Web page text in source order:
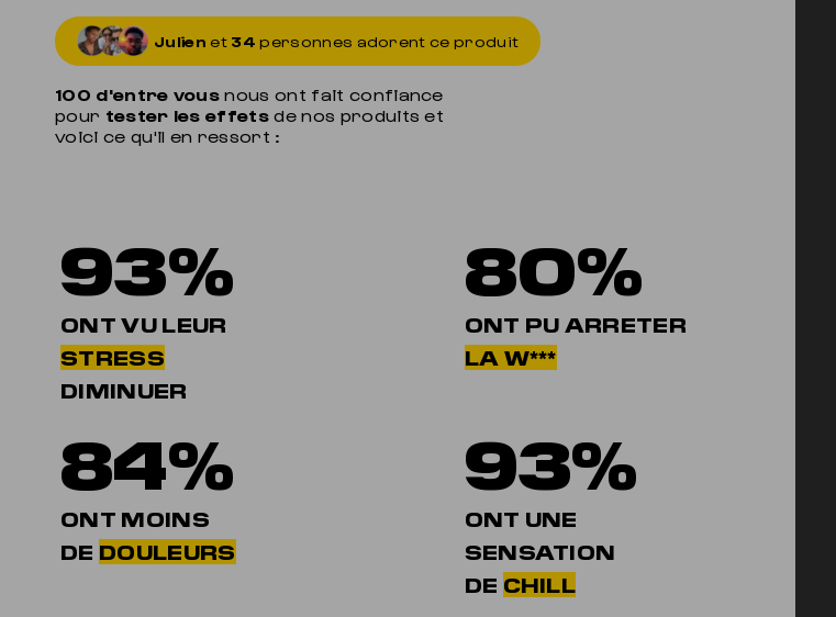
Julien et 34 personnes adorent ce produit
100 d'entre vousnous ont fait confiance
pour tester les effetsde nos produits et
voici ce qu'il en ressort :
93%
ONT VU LEUR
STRESS
DIMINUER
80%
ONT PU ARRETER
LA W***
84%
ONT MOINS
DE DOULEURS
93%
ONT UNE
SENSATION
DE CHILL